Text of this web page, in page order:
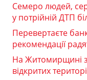
Семеро людей,
у потрійній ДТП
Перевертаєте
рекомендації
На Житомирщині
відкритих